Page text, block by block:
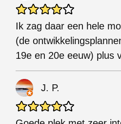
Ik zag daar een hele
(de
19e en 20e eeuw) plus
J. P.